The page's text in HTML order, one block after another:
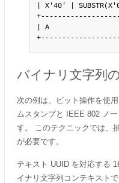
| X'40' |
| A
バイナリ文字列
次の例は、ビット操作を使
ムスタンプと IEEE 802 ノ
す。 このテクニックでは、
が必要です。
テキスト UUID を対応する
イナリ文字列コンテキスト